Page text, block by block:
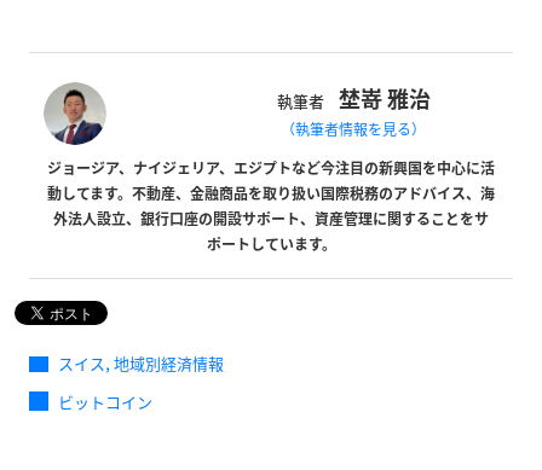
執筆者 埜嵜 雅治
（執筆者情報を見る）
ジョージア、ナイジェリア、エジプトなど今注目の新興国を中心に活
動してます。不動産、金融商品を取り扱い国際税務のアドバイス、海
外法人設立、銀行口座の開設サポート、資産管理に関することをサ
ポートしています。
スイス, 地域別経済情報
ビットコイン